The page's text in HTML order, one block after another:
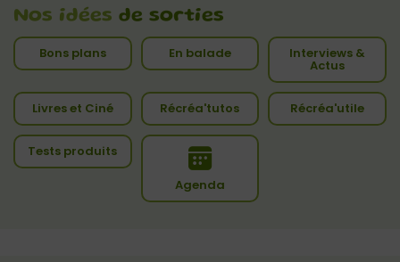
Nos idées de sorties
Bons plans En balade Interviews &
Actus
Livres et Ciné Récréa'tutos Récréa'utile
Tests produits
Agenda